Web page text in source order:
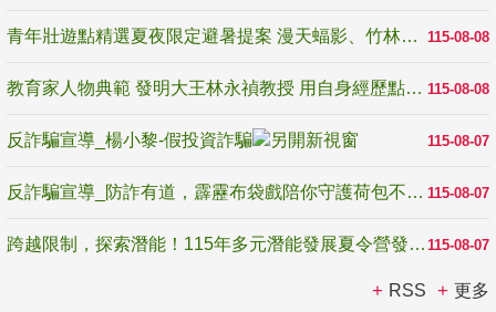
115-08-08
青年壯遊點精選夏夜限定避暑提案 漫天蝠影、竹林尋蛙、茶香夜觀 邀青年暮色出發
115-08-08
教育家人物典範 發明大王林永禎教授 用自身經歷點亮學生的路
115-08-07
反詐騙宣導_楊小黎-假投資詐騙
115-08-07
反詐騙宣導_防詐有道，霹靂布袋戲陪你守護荷包不受騙
115-08-07
跨越限制，探索潛能！115年多元潛能發展夏令營發掘生命無限可能
RSS 更多